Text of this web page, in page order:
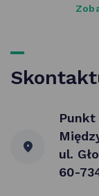
Punkt
ul.
60-